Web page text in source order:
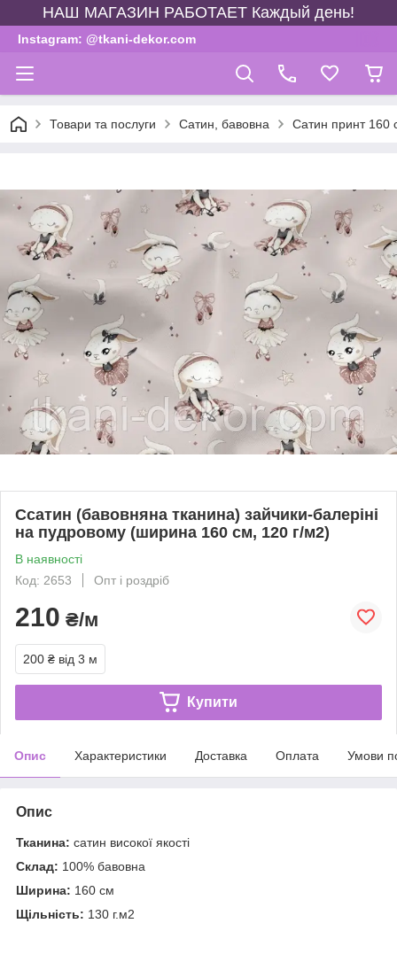
НАШ МАГАЗИН РАБОТАЕТ Каждый день!
Instagram: @tkani-dekor.com
Товари та послуги Сатин, бавовна Сатин принт 160
Ссатин (бавовняна тканина) зайчики-балеріні
на пудровому (ширина 160 см, 120 г/м2)
В наявності
Код: 2653
Опт і роздріб
210 ₴/м
200 ₴ від 3 м
Купити
Опис Характеристики Доставка Оплата Умови
Опис
Тканина: сатин високої якості
Склад: 100% бавовна
Ширина: 160 см
Щільність: 130 г.м2